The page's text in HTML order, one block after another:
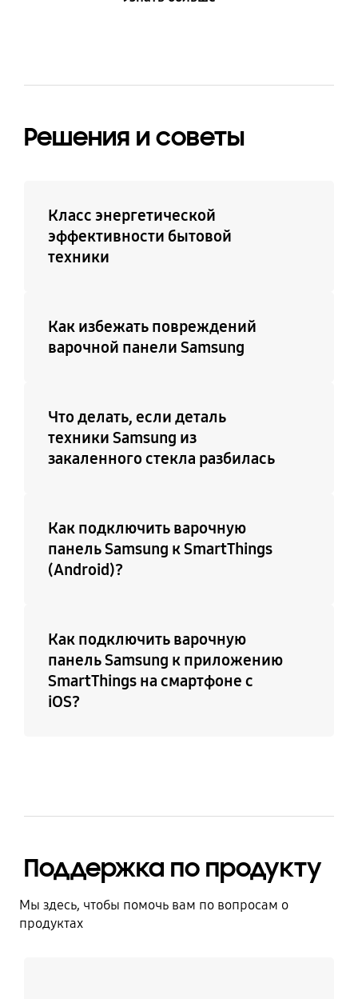
Решения и советы
Класс энергетической
эффективности бытовой
техники
Как избежать повреждений
варочной панели Samsung
Что делать, если деталь
техники Samsung из
закаленного стекла разбилась
Как подключить варочную
панель Samsung к SmartThings
(Android)?
Как подключить варочную
панель Samsung к приложению
SmartThings на смартфоне с
iOS?
Поддержка по продукту
Мы здесь, чтобы помочь вам по вопросам о
продуктах